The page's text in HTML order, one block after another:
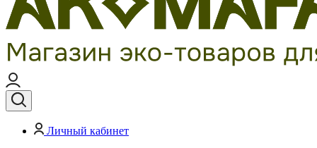
Личный кабинет